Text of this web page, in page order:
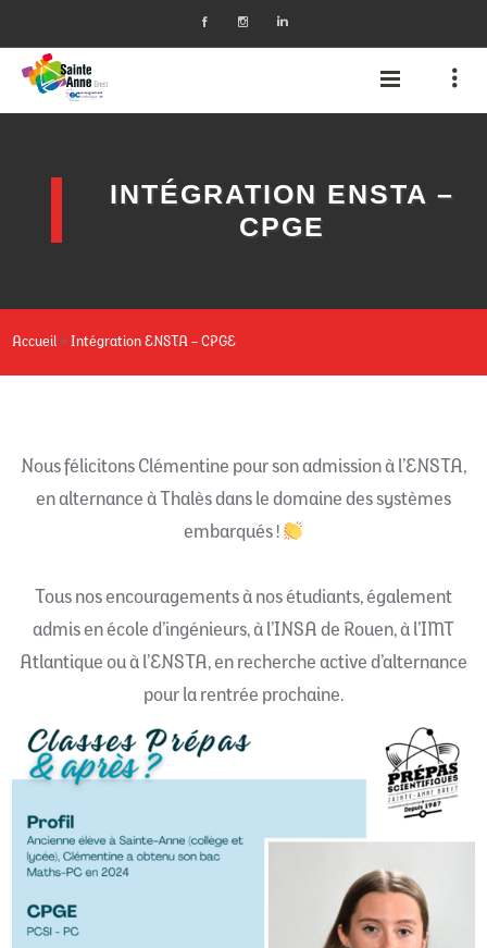
INTÉGRATION ENSTA –
CPGE
Accueil »Intégration ENSTA – CPGE
Nous félicitons Clémentine pour son admission à l’ENSTA,
en alternance à Thalès dans le domaine des systèmes
embarqués !
Tous nos encouragements à nos étudiants, également
admis en école d’ingénieurs, à l’INSA de Rouen, à l’IMT
Atlantique ou à l’ENSTA, en recherche active d’alternance
pour la rentrée prochaine.